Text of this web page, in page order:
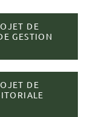
DE
GESTION
DE